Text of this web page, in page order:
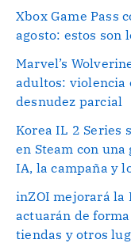
Xbox Game Pass
agosto: estos son
Marvel’s
adultos: violencia
desnudez parcial
Korea IL 2 Series
en Steam con
IA, la campaña y
inZOI mejorará la
actuarán de
tiendas y otros